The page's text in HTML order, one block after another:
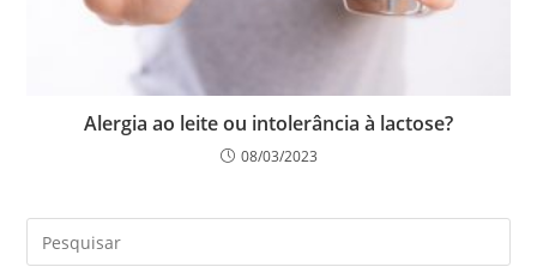
Alergia ao leite ou intolerância à lactose?
08/03/2023